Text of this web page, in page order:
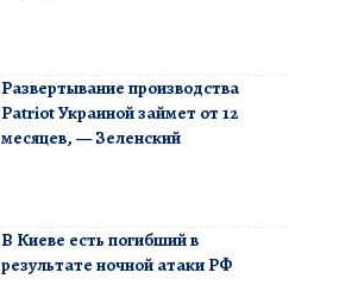
Развертывание производства
Patriot Украиной займет от 12
месяцев, — Зеленский
В Киеве есть погибший в
результате ночной атаки РФ